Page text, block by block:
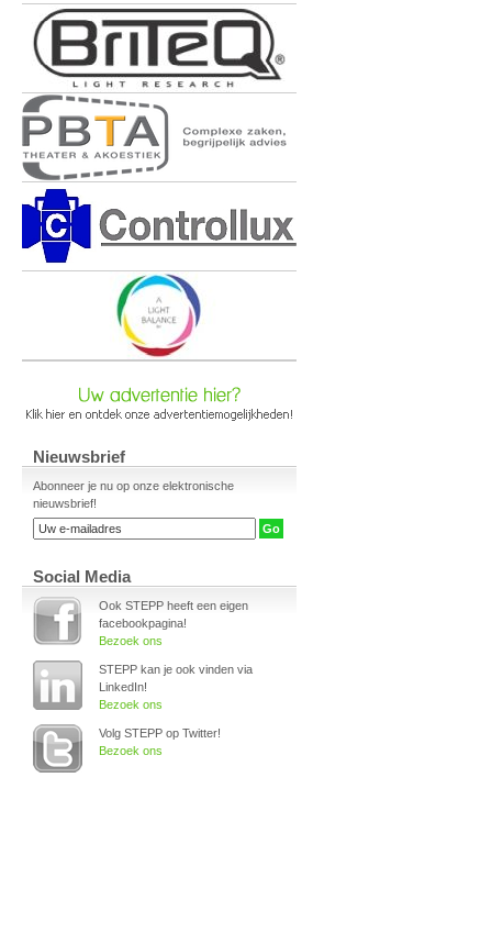
Nieuwsbrief
Abonneer je nu op onze elektronische
nieuwsbrief!
Social Media
Ook STEPP heeft een eigen
facebookpagina!
Bezoek ons
STEPP kan je ook vinden via
LinkedIn!
Bezoek ons
Volg STEPP op Twitter!
Bezoek ons